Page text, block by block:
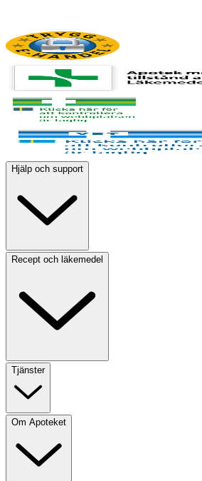
Hjälp och support
Recept och läkemedel
Tjänster
Om Apoteket